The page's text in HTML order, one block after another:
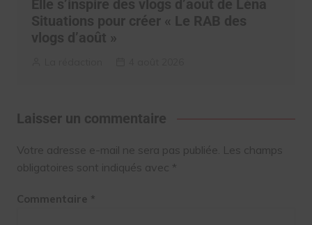
Elle s’inspire des vlogs d’août de Léna
Situations pour créer « Le RAB des
vlogs d’août »
Laisser un commentaire
Votre adresse e-mail ne sera pas publiée. Les champs
obligatoires sont indiqués avec *
Commentaire *